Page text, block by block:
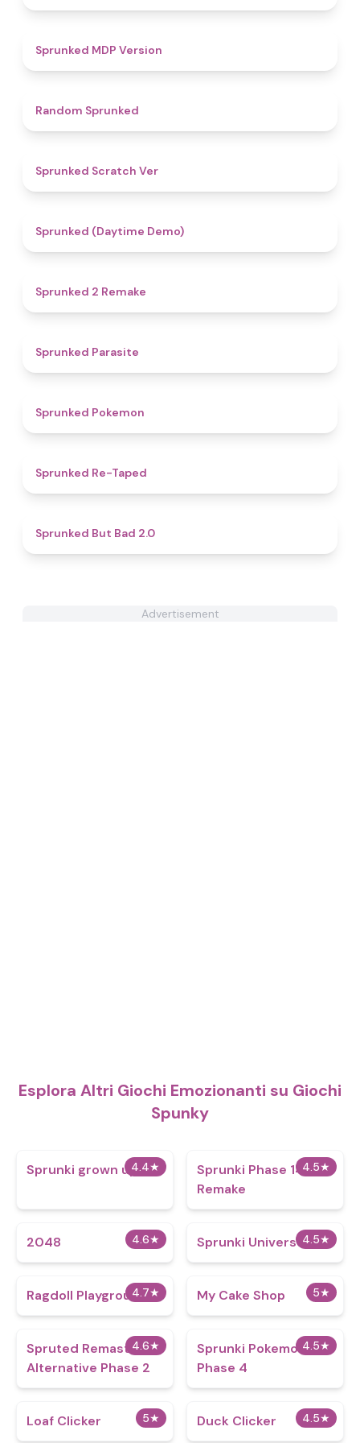
Sprunked MDP Version
Random Sprunked
Sprunked Scratch Ver
Sprunked (Daytime Demo)
Sprunked 2 Remake
Sprunked Parasite
Sprunked Pokemon
Sprunked Re-Taped
Sprunked But Bad 2.0
Advertisement
Esplora Altri Giochi Emozionanti su Giochi
Spunky
4.4★
Sprunki grown up 4.5★
Sprunki Phase 14
Remake
4.6★
2048 4.5★
Sprunki Universe 1
4.7★
Ragdoll Playground 5★
My Cake Shop
4.6★
Spruted Remastered
Alternative Phase 2
4.5★
Sprunki Pokemon
Phase 4
5★
Loaf Clicker 4.5★
Duck Clicker